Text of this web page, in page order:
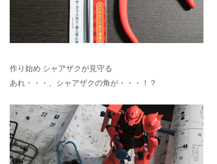
作り始め シャアザクが見守る
あれ・・・、シャアザクの角が・・・！？